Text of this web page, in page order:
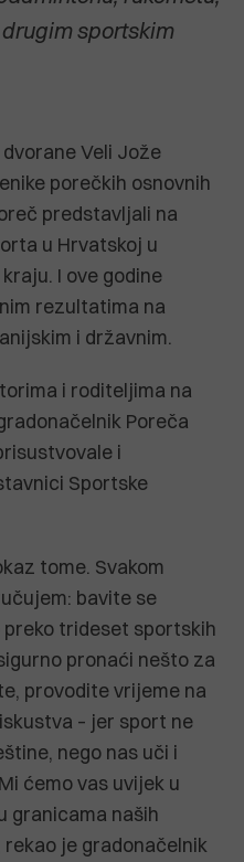
sportskim
Veli Jože
porečkih osnovnih
predstavljali na
u Hrvatskoj u
I ove godine
rezultatima na
i državnim.
i roditeljima na
Poreča
i
Sportske
tome. Svakom
bavite se
preko trideset sportskih
pronaći nešto za
provodite vrijeme na
– jer sport ne
nego nas uči i
ćemo vas uvijek u
granicama naših
je gradonačelnik